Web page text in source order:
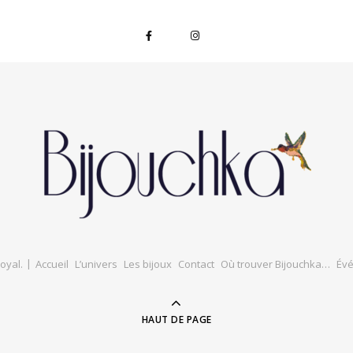
. Accueil L’univers Les bijoux Contact Où trouver Bijouchka…
HAUT DE PAGE